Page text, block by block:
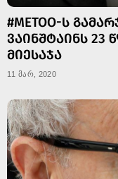
#METOO-Ს
ᲕᲐᲘᲜᲨᲢᲐᲘᲜᲡ
ᲛᲘᲔᲡᲐᲯᲐ
11 მარ, 2020